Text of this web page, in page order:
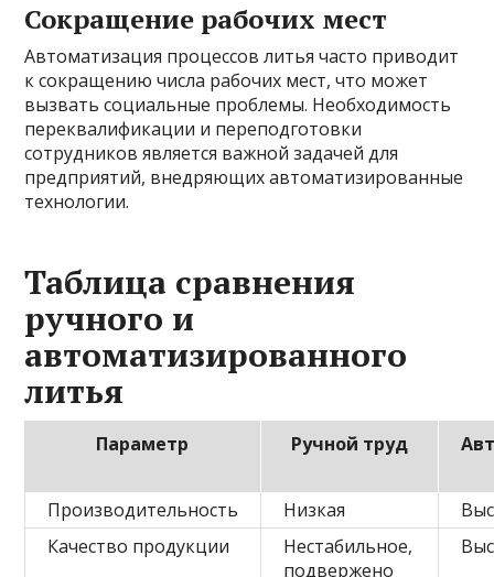
Сокращение рабочих мест
Автоматизация процессов литья часто приводит
к сокращению числа рабочих мест, что может
вызвать социальные проблемы. Необходимость
переквалификации и переподготовки
сотрудников является важной задачей для
предприятий, внедряющих автоматизированные
технологии.
Таблица сравнения
ручного и
автоматизированного
литья
Параметр Ручной труд
Производительность Низкая
Качество продукции
Нестабильное,
подвержено